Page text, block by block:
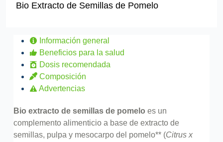
Bio Extracto de Semillas de Pomelo
Información general
Beneficios para la salud
Dosis recomendada
Composición
Advertencias
Bio extracto de semillas de pomelo es un
complemento alimenticio a base de extracto de
semillas, pulpa y mesocarpo del pomelo** (Citrus x